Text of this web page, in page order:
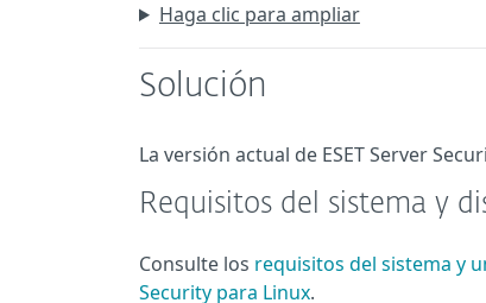
Haga clic para ampliar
Solución
La versión actual de ESET Server
Requisitos del sistema y
Consulte los requisitos del sistema y
Security para Linux.